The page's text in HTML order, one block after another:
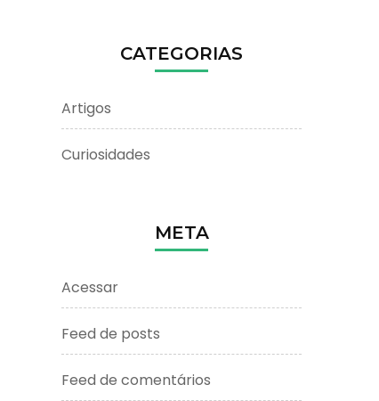
CATEGORIAS
Artigos
Curiosidades
META
Acessar
Feed de posts
Feed de comentários